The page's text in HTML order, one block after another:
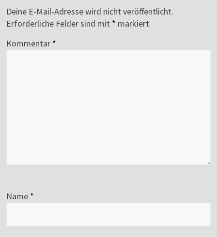
Deine E-Mail-Adresse wird nicht veröffentlicht.
Erforderliche Felder sind mit * markiert
Kommentar *
Name *